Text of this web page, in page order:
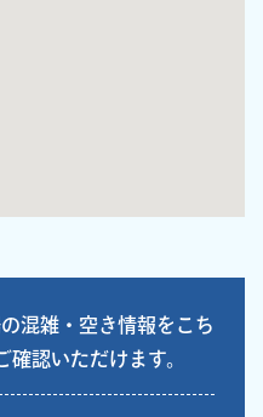
混雑・空き情報をこち
確認いただけます。